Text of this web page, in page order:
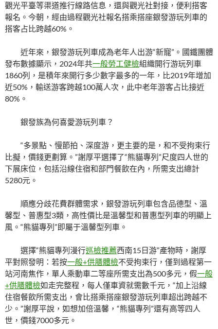
觀光平臺等渠道推行線路信息，還與觀光社對接，便利搭客
報名。今朝，經由過程觀光社報名搭乘搭座銀發游玩列車的
搭客占比跨越60%。
近年來，銀發游玩列車成為老年人出游“新寵”。國鐵團體
發布數據顯示，2024年共一般勞工健檢組織開行游玩列車
1860列，是積年來開行多少數字最多的一年，比2019年增加
近50%，輸送游客跨越100萬人次，此中老年游客占比接近
80%。
銀發族為何喜愛游玩列車？
“多景點、慢節拍、深度游，更主要的是，和不受拘束行
比擬，價錢更劃算。”謝厚平選擇了“熊貓專列”尺度四人世的
下展床位，包括沿線住宿和部門餐飲在內，所需支出總計
5280元。
順應分歧花費群體需求，銀發游玩列車包含品德型、溫
馨型、普惠型3類，高性價比是溫馨型和普惠型列車的明顯上
風。“熊貓專列”即屬于溫馨型列車。
選擇“熊貓專列漫行巡檢推薦西南15日游”產物時，謝厚
平對照發明：若按一般+供膳體檢不受拘束行，僅到過程第一
站河南焦作，單人乘動車二等座所需支出為500多元，假一般
+供膳體檢如走完整程，每人僅車資就需數千元，“加上沿線
住宿餐飲所需支出，會比搭乘搭座銀發游玩列車超出跨越不
少。”謝厚平說，如想加倍溫馨，“熊貓專列”還有高等四人
世，價錢7000多元。